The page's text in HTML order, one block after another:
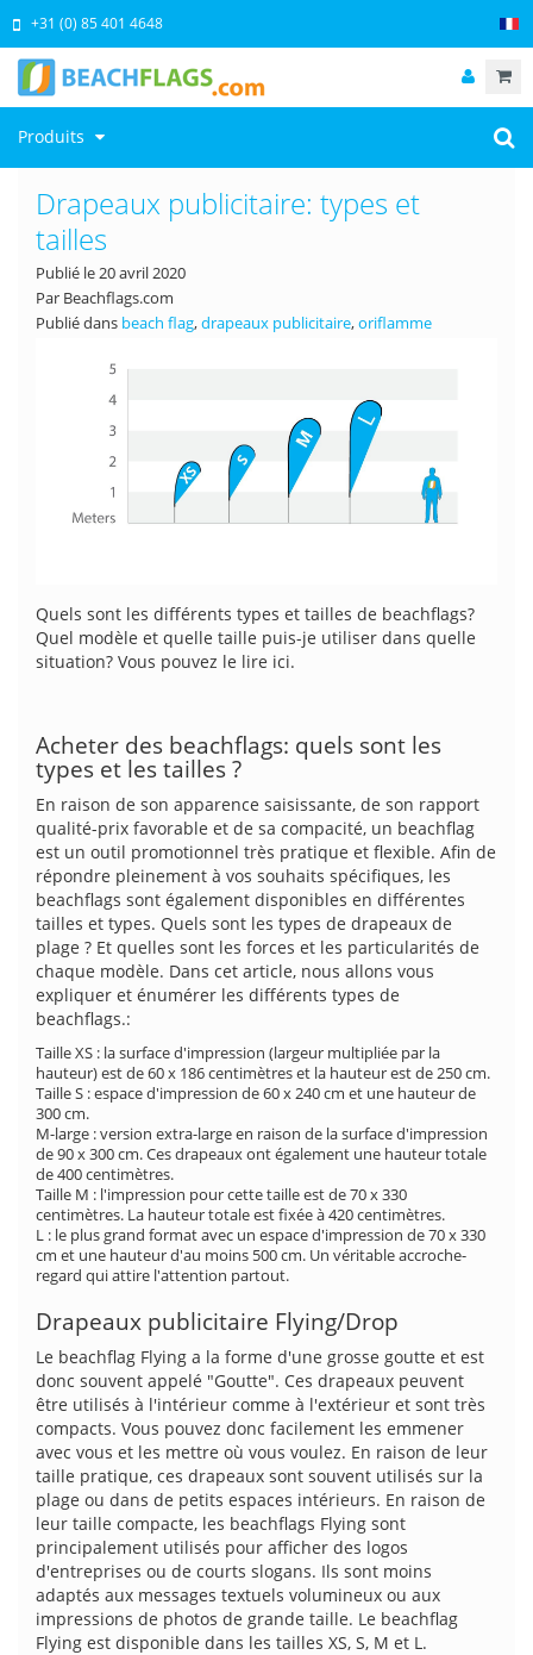
Produits
+31 (0) 85 401 4648
Drapeaux publicitaire: types et
tailles
Publié le20 avril 2020
Par Beachflags.com
Publié dans beach flag,drapeaux publicitaire,oriflamme
Quels sont les différents types et tailles de beachflags?
Quel modèle et quelle taille puis-je utiliser dans quelle
situation? Vous pouvez le lire ici.
Acheter des beachflags: quels sont les
types et les tailles ?
En raison de son apparence saisissante, de son rapport
qualité-prix favorable et de sa compacité, un beachflag
est un outil promotionnel très pratique et flexible. Afin de
répondre pleinement à vos souhaits spécifiques, les
beachflags sont également disponibles en différentes
tailles et types. Quels sont les types de drapeaux de
plage ? Et quelles sont les forces et les particularités de
chaque modèle. Dans cet article, nous allons vous
expliquer et énumérer les différents types de
beachflags.:
Taille XS : la surface d'impression (largeur multipliée par la
hauteur) est de 60 x 186 centimètres et la hauteur est de 250 cm.
Taille S : espace d'impression de 60 x 240 cm et une hauteur de
300 cm.
M-large : version extra-large en raison de la surface d'impression
de 90 x 300 cm. Ces drapeaux ont également une hauteur totale
de 400 centimètres.
Taille M : l'impression pour cette taille est de 70 x 330
centimètres. La hauteur totale est fixée à 420 centimètres.
L : le plus grand format avec un espace d'impression de 70 x 330
cm et une hauteur d'au moins 500 cm. Un véritable accroche-
regard qui attire l'attention partout.
Drapeaux publicitaire Flying/Drop
Le beachflag Flying a la forme d'une grosse goutte et est
donc souvent appelé "Goutte". Ces drapeaux peuvent
être utilisés à l'intérieur comme à l'extérieur et sont très
compacts. Vous pouvez donc facilement les emmener
avec vous et les mettre où vous voulez. En raison de leur
taille pratique, ces drapeaux sont souvent utilisés sur la
plage ou dans de petits espaces intérieurs. En raison de
leur taille compacte, les beachflags Flying sont
principalement utilisés pour afficher des logos
d'entreprises ou de courts slogans. Ils sont moins
adaptés aux messages textuels volumineux ou aux
impressions de photos de grande taille. Le beachflag
Flying est disponible dans les tailles XS, S, M et L.